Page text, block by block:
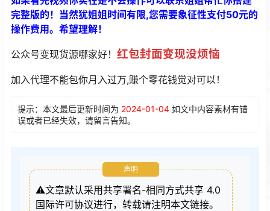
完整版的！当然犹姐姐时间有限,您需要象征性支付50元的
操作费用。希望理解！
公众号变现货源哪家好！ 红包封面变现没烦恼
加入代理不能包你月入过万,赚个零花钱觉对可以！
提示：本文最后更新时间为 2024-01-04 如文中内容素材有错
误或者已经失效，请留言告知。
声明
⚠️文章默认采用共享署名-相同方式共享 4.0
国际许可协议进行，转载请注明本文链接。